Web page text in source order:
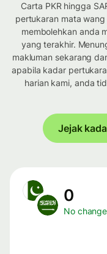
Carta PKR hingga
pertukaran mata
membolehkan anda
yang terakhir.
makluman sekarang
apabila kadar
harian kami, anda
Jejak
0
No change